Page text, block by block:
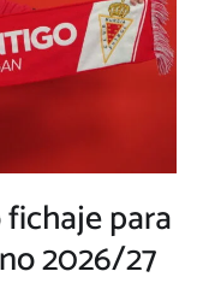
para
2026/27